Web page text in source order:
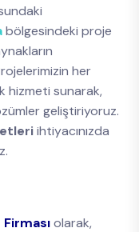
bölgesindeki proje
her
hizmeti sunarak,
geliştiriyoruz.
ihtiyacınızda
olarak,